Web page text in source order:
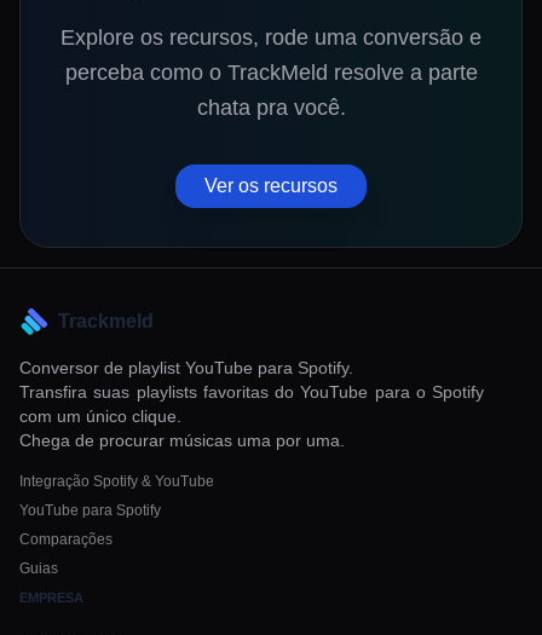
Explore os recursos, rode uma conversão e
perceba como o TrackMeld resolve a parte
chata pra você.
Ver os recursos
Trackmeld
Conversor de playlist YouTube para Spotify.
Transfira suas playlists favoritas do YouTube para o Spotify
com um único clique.
Chega de procurar músicas uma por uma.
Integração Spotify & YouTube
YouTube para Spotify
Comparações
Guias
EMPRESA